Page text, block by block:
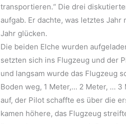
transportieren.“ Die drei
aufgab. Er dachte, was letztes
Jahr glücken.
Die beiden Elche wurden
setzten sich ins Flugzeug und der
und langsam wurde das Flugzeug
Boden weg, 1 Meter,… 2 Meter, …
auf, der Pilot schaffte es über die
kamen höhere, das Flugzeug